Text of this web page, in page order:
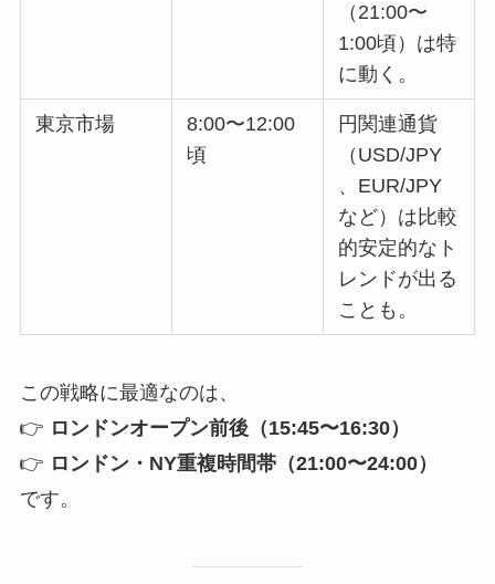
（21:00〜
1:00頃）は特
に動く。
東京市場
8:00〜12:00
頃
円関連通貨
（USD/JPY
、EUR/JPY
など）は比較
的安定的なト
レンドが出る
ことも。
この戦略に最適なのは、
👉 ロンドンオープン前後（15:45〜16:30）
👉 ロンドン・NY重複時間帯（21:00〜24:00）
です。